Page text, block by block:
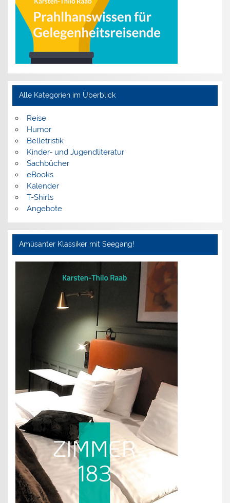
Alle Kategorien im Überblick
Reise
Humor
Belletristik
Kinder- und Jugendliteratur
Sachbücher
eBooks
Kalender
T-Shirts
Angebote
Amüsanter Klassiker mit Seegang!